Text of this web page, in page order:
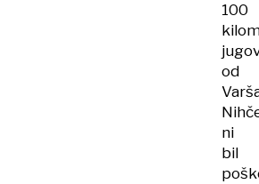
100
od
ni
bil